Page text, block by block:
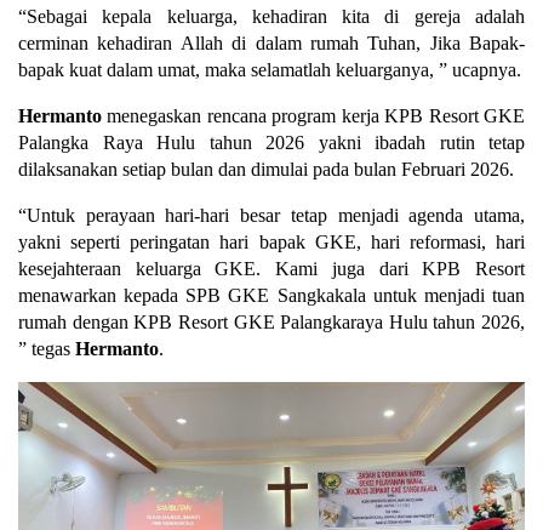
“Sebagai kepala keluarga, kehadiran kita di gereja adalah
cerminan kehadiran Allah di dalam rumah Tuhan, Jika Bapak-
bapak kuat dalam umat, maka selamatlah keluarganya, ” ucapnya.
Hermanto menegaskan rencana program kerja KPB Resort GKE
Palangka Raya Hulu tahun 2026 yakni ibadah rutin tetap
dilaksanakan setiap bulan dan dimulai pada bulan Februari 2026.
“Untuk perayaan hari-hari besar tetap menjadi agenda utama,
yakni seperti peringatan hari bapak GKE, hari reformasi, hari
kesejahteraan keluarga GKE. Kami juga dari KPB Resort
menawarkan kepada SPB GKE Sangkakala untuk menjadi tuan
rumah dengan KPB Resort GKE Palangkaraya Hulu tahun 2026,
” tegas Hermanto.